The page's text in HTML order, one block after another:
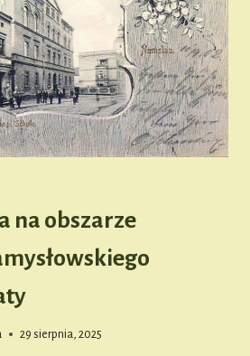
na obszarze
29 sierpnia, 2025